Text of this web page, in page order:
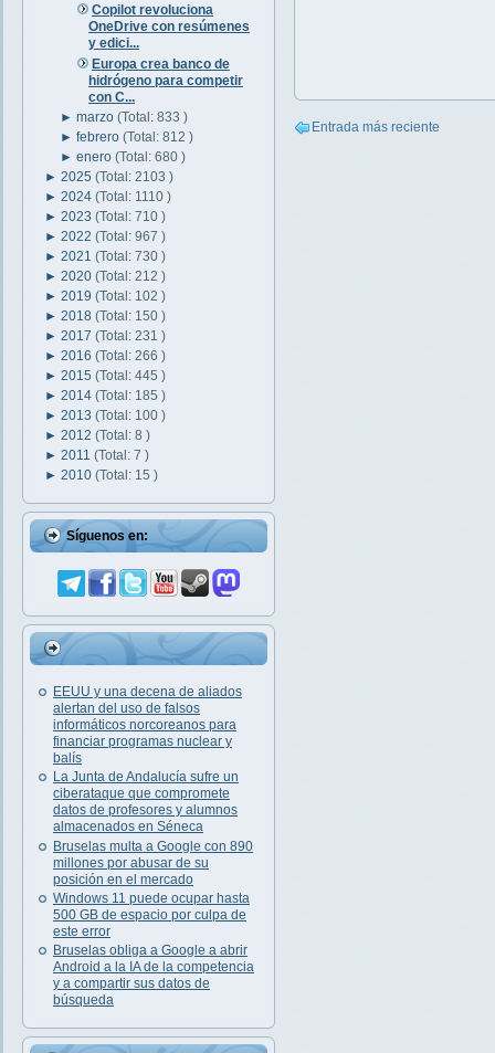
Copilot revoluciona
OneDrive con resúmenes
y edici...
Europa crea banco de
hidrógeno para competir
con C...
►marzo(Total: 833 )
►febrero(Total: 812 )
►enero(Total: 680 )
► 2025 (Total: 2103 )
► 2024 (Total: 1110 )
► 2023 (Total: 710 )
► 2022 (Total: 967 )
► 2021 (Total: 730 )
► 2020 (Total: 212 )
► 2019 (Total: 102 )
► 2018 (Total: 150 )
► 2017 (Total: 231 )
► 2016 (Total: 266 )
► 2015 (Total: 445 )
► 2014 (Total: 185 )
► 2013 (Total: 100 )
► 2012 (Total: 8 )
► 2011 (Total: 7 )
► 2010 (Total: 15 )
Síguenos en:
EEUU y una decena de aliados
alertan del uso de falsos
informáticos norcoreanos para
financiar programas nuclear y
balís
La Junta de Andalucía sufre un
ciberataque que compromete
datos de profesores y alumnos
almacenados en Séneca
Bruselas multa a Google con 890
millones por abusar de su
posición en el mercado
Windows 11 puede ocupar hasta
500 GB de espacio por culpa de
este error
Bruselas obliga a Google a abrir
Android a la IA de la competencia
y a compartir sus datos de
búsqueda
Entrada más reciente